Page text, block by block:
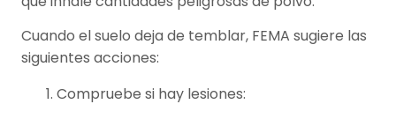
Cuando el suelo deja de temblar, FEMA sugiere las
siguientes acciones:
Compruebe si hay lesiones: